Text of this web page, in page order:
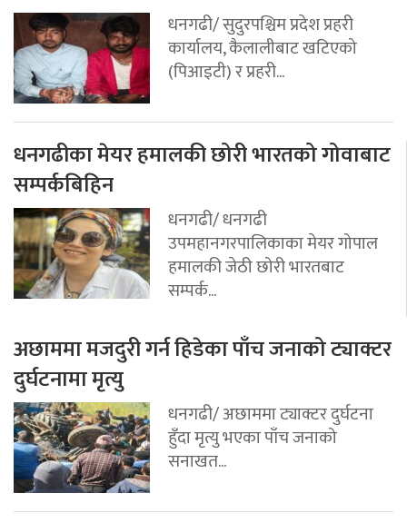
धनगढी/ सुदुरपश्चिम प्रदेश प्रहरी
कार्यालय, कैलालीबाट खटिएको
(पिआइटी) र प्रहरी...
धनगढीका मेयर हमालकी छोरी भारतको गोवाबाट
सम्पर्कबिहिन
धनगढी/ धनगढी
उपमहानगरपालिकाका मेयर गोपाल
हमालकी जेठी छोरी भारतबाट
सम्पर्क...
अछाममा मजदुरी गर्न हिडेका पाँच जनाको ट्याक्टर
दुर्घटनामा मृत्यु
धनगढी/ अछाममा ट्याक्टर दुर्घटना
हुँदा मृत्यु भएका पाँच जनाको
सनाखत...